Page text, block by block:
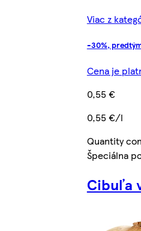
Viac z
-30%,
Cena je
0,55 €
0,55 €/l
Quantity
Špeciálna
Cibuľa